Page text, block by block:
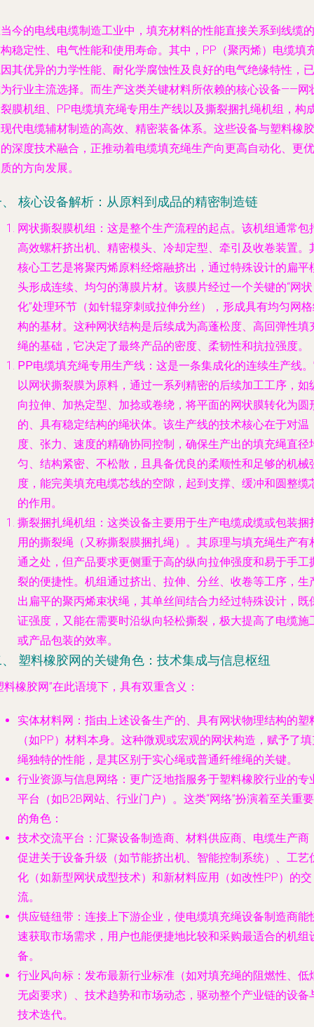
今的电线电缆制造工业中，填充材料的性能直接关系到线缆的
稳定性、电气性能和使用寿命。其中，PP（聚丙烯）电缆填
其优异的力学性能、耐化学腐蚀性及良好的电气绝缘特性，已
行业主流选择。而生产这类关键材料所依赖的核心设备——网
膜机组、PP电缆填充绳专用生产线以及撕裂捆扎绳机组，构
代电缆辅材制造的高效、精密装备体系。这些设备与塑料橡胶
深度技术融合，正推动着电缆填充绳生产向更高自动化、更优
的方向发展。
核心设备解析：从原料到成品的精密制造链
网状撕裂膜机组 ：这是整个生产流程的起点。该机组通常包
高效螺杆挤出机、精密模头、冷却定型、牵引及收卷装置。
核心工艺是将聚丙烯原料经熔融挤出，通过特殊设计的扁平
头形成连续、均匀的薄膜片材。该膜片经过一个关键的“网状
化”处理环节（如针辊穿刺或拉伸分丝），形成具有均匀网
构的基材。这种网状结构是后续成为高蓬松度、高回弹性填
绳的基础，它决定了最终产品的密度、柔韧性和抗拉强度。
PP电缆填充绳专用生产线 ：这是一条集成化的连续生产线
以网状撕裂膜为原料，通过一系列精密的后续加工工序，如
向拉伸、加热定型、加捻或卷绕，将平面的网状膜转化为圆
的、具有稳定结构的绳状体。该生产线的技术核心在于对温
度、张力、速度的精确协同控制，确保生产出的填充绳直径
匀、结构紧密、不松散，且具备优良的柔顺性和足够的机械
度，能完美填充电缆芯线的空隙，起到支撑、缓冲和圆整缆
的作用。
撕裂捆扎绳机组 ：这类设备主要用于生产电缆成缆或包装捆
用的撕裂绳（又称撕裂膜捆扎绳）。其原理与填充绳生产有
通之处，但产品要求更侧重于高的纵向拉伸强度和易于手工
裂的便捷性。机组通过挤出、拉伸、分丝、收卷等工序，生
出扁平的聚丙烯束状绳，其单丝间结合力经过特殊设计，既
证强度，又能在需要时沿纵向轻松撕裂，极大提高了电缆施
或产品包装的效率。
塑料橡胶网的关键角色：技术集成与信息枢纽
料橡胶网”在此语境下，具有双重含义：
实体材料网 ：指由上述设备生产的、具有网状物理结构的塑
（如PP）材料本身。这种微观或宏观的网状构造，赋予了
绳独特的性能，是其区别于实心绳或普通纤维绳的关键。
行业资源与信息网络 ：更广泛地指服务于塑料橡胶行业的专
平台（如B2B网站、行业门户）。这类“网络”扮演着至关重要
的角色：
技术交流平台 ：汇聚设备制造商、材料供应商、电缆生产商
促进关于设备升级（如节能挤出机、智能控制系统）、工艺
化（如新型网状成型技术）和新材料应用（如改性PP）的交
流。
供应链纽带 ：连接上下游企业，使电缆填充绳设备制造商能
速获取市场需求，用户也能便捷地比较和采购最适合的机组
备。
行业风向标 ：发布最新行业标准（如对填充绳的阻燃性、低
无卤要求）、技术趋势和市场动态，驱动整个产业链的设备
技术迭代。